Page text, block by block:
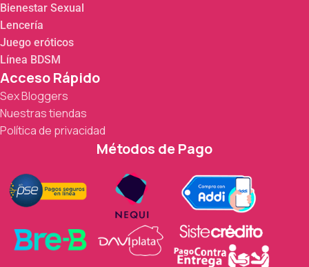
Bienestar Sexual
Lencería
Juego eróticos
Línea BDSM
Acceso Rápido
Sex Bloggers
Nuestras tiendas
Política de privacidad
Métodos de Pago